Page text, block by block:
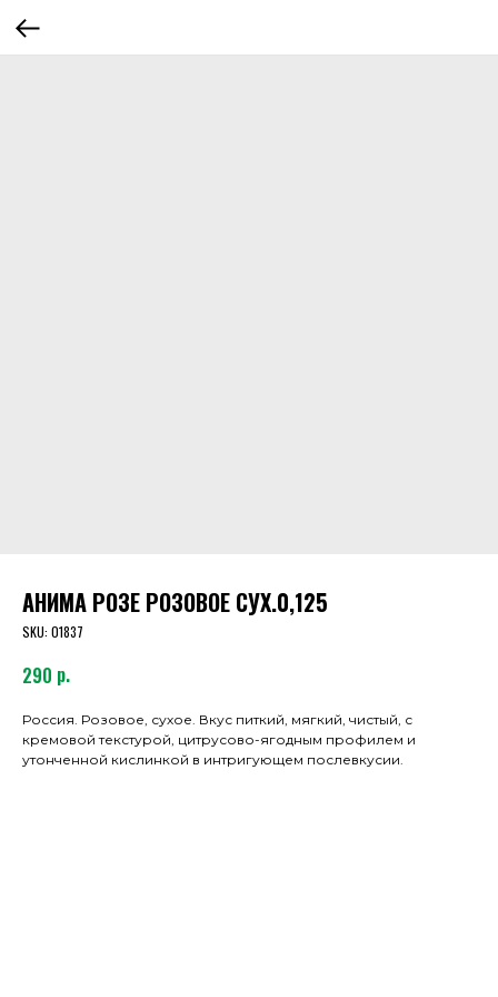
АНИМА РОЗЕ РОЗОВОЕ СУХ.0,125
SKU: 01837
290 р.
Россия. Розовое, сухое. Вкус питкий, мягкий, чистый, с
кремовой текстурой, цитрусово-ягодным профилем и
утонченной кислинкой в интригующем послевкусии.